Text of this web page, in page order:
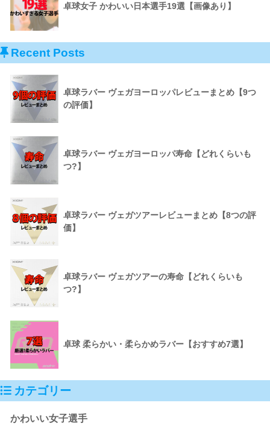
卓球女子 かわいい日本選手19選【画像あり】
Recent Posts
卓球ラバー ヴェガヨーロッパレビューまとめ【9つ
の評価】
卓球ラバー ヴェガヨーロッパ寿命【どれくらいも
つ?】
卓球ラバー ヴェガツアーレビューまとめ【8つの評
価】
卓球ラバー ヴェガツアーの寿命【どれくらいも
つ?】
卓球 柔らかい・柔らかめラバー【おすすめ7選】
カテゴリー
かわいい女子選手